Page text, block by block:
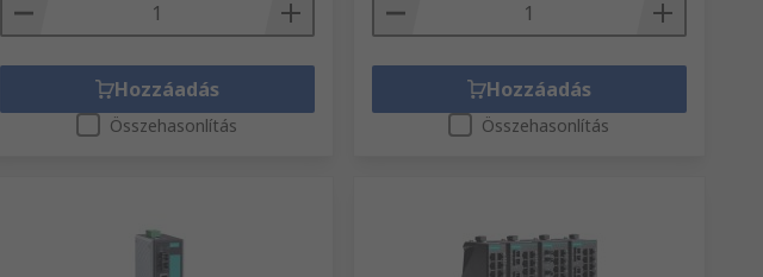
Hozzáadás
Összehasonlítás
Hozzáadás
Összehasonlítás